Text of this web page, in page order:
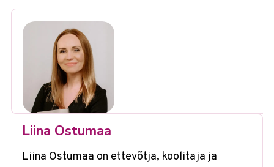
Liina Ostumaa
Liina Ostumaa on ettevõtja, koolitaja ja